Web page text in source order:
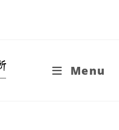
Menu